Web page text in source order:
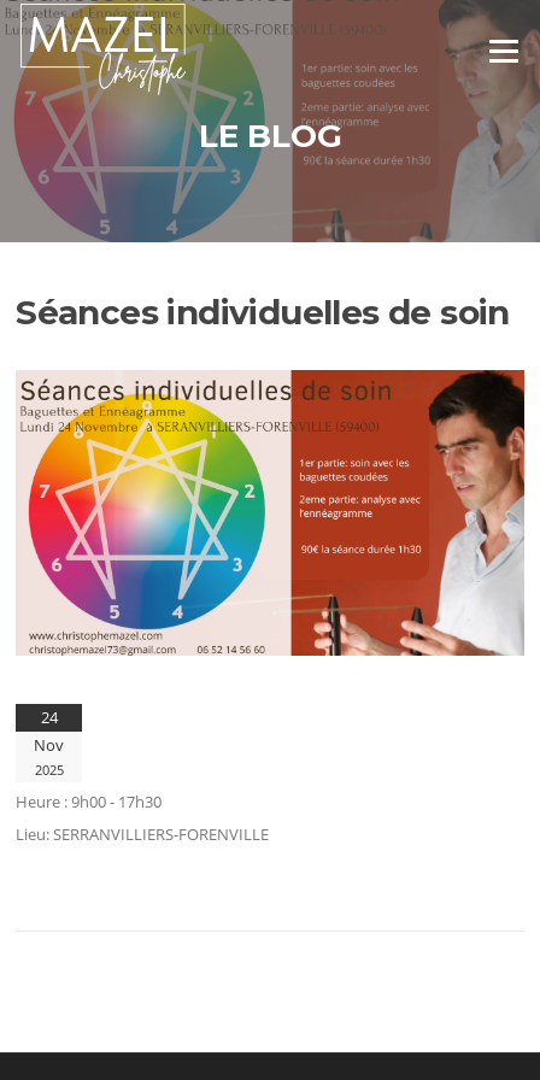
Aller
au
contenu
Menu
LE BLOG
Séances individuelles de soin
24
Nov
2025
Heure :9h00 - 17h30
Lieu: SERRANVILLIERS-FORENVILLE